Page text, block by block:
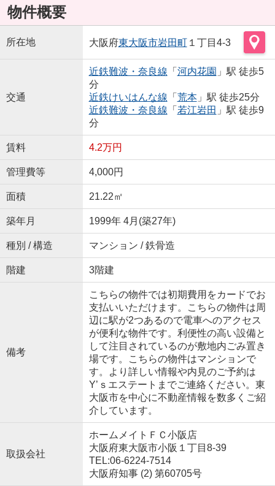
物件概要
所在地 大阪府東大阪市岩田町１丁目4-3
交通
近鉄難波・奈良線 「 河内花園 」駅 徒歩5
分
近鉄けいはんな線 「 荒本」駅 徒歩25分
近鉄難波・奈良線 「 若江岩田 」駅 徒歩9
分
賃料 4.2万円
管理費等 4,000円
面積 21.22㎡
築年月 1999年 4月(築27年)
種別 / 構造 マンション / 鉄骨造
階建 3階建
備考
こちらの物件では初期費用をカードでお
支払いいただけます。こちらの物件は周
辺に駅が2つあるので電車へのアクセス
が便利な物件です。利便性の高い設備と
して注目されているのが敷地内ごみ置き
場です。こちらの物件はマンションで
す。より詳しい情報や内見のご予約は
Y’ｓエステートまでご連絡ください。東
大阪市を中心に不動産情報を数多くご紹
介しています。
取扱会社
ホームメイトＦＣ小阪店
大阪府東大阪市小阪１丁目8-39
TEL:06-6224-7514
大阪府知事 (2) 第60705号